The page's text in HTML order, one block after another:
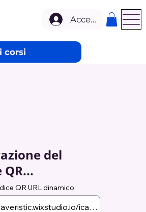
corsi
Accedi
del
QR...
QR URL dinamico